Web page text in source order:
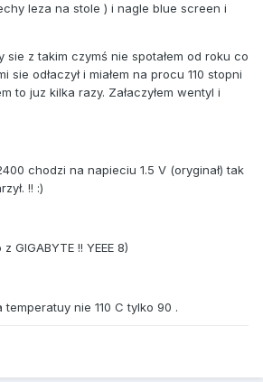
leza na stole ) i nagle blue screen i
sie z takim czymś nie spotałem od roku co
sie odłaczył i miałem na procu 110 stopni
to juz kilka razy. Załaczyłem wentyl i
chodzi na napieciu 1.5 V (oryginał) tak
!! :)
GIGABYTE !! YEEE 8)
temperatuy nie 110 C tylko 90 .